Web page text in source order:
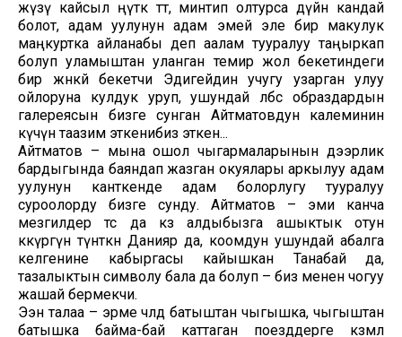
жүзү кайсыл өңүткө өтөт, минтип олтурса дүйнө кандай
болот, адам уулунун адам эмей эле бир макулук
маңкуртка айланабы деп аалам тууралуу таңыркап
болуп уламыштан уланган темир жол бекетиндеги
бир жөнөкөй бекетчи Эдигейдин учугу узарган улуу
ойлоруна кулдук уруп, ушундай өлбөс образдардын
галереясын бизге сунган Айтматовдун калеминин
күчүнө таазим эткенибиз эткен...
Айтматов – мына ошол чыгармаларынын дээрлик
бардыгында баяндап жазган окуялары аркылуу адам
уулунун канткенде адам болорлугу тууралуу
суроолорду бизге сунду. Айтматов – эми канча
мезгилдер өтсө да көз алдыбызга ашыктык отун
көкүрөгүнө түнөткөн Данияр да, коомдун ушундай абалга
келгенине кабыргасы кайышкан Танабай да,
тазалыктын символу бала да болуп – биз менен чогуу
жашай бермекчи.
Ээн талаа – эрме чөлдө батыштан чыгышка, чыгыштан
батышка байма-бай каттаган поезддерге көзөмөл